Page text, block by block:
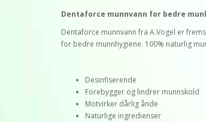
Dentaforce munnvann for bedre
Dentaforce munnvann fra A.Vogel er
for bedre munnhygiene. 100% naturlig
Desinfiserende
Forebygger og lindrer munnskold
Motvirker dårlig ånde
Naturlige ingredienser